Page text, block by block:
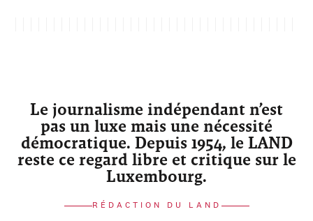
Le journalisme indépendant n’est
pas un luxe mais une nécessité
démocratique. Depuis 1954, le LAND
reste ce regard libre et critique sur le
Luxembourg.
RÉDACTION DU LAND